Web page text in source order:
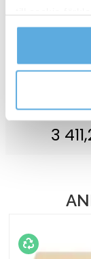
Läs mer i vår
kontaktar oss
3